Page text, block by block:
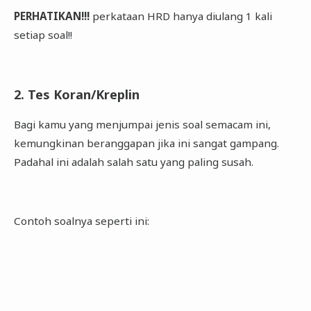
PERHATIKAN!!!perkataan HRD hanya diulang 1 kali
setiap soal!!
2. Tes Koran/Kreplin
Bagi kamu yang menjumpai jenis soal semacam ini,
kemungkinan beranggapan jika ini sangat gampang.
Padahal ini adalah salah satu yang paling susah.
Contoh soalnya seperti ini: